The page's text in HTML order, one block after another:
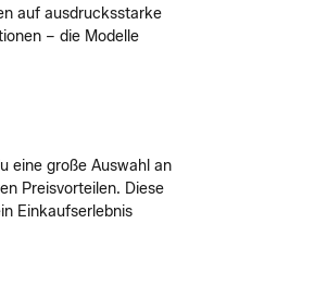
auf ausdrucksstarke
– die Modelle
eine große Auswahl an
Preisvorteilen. Diese
Einkaufserlebnis